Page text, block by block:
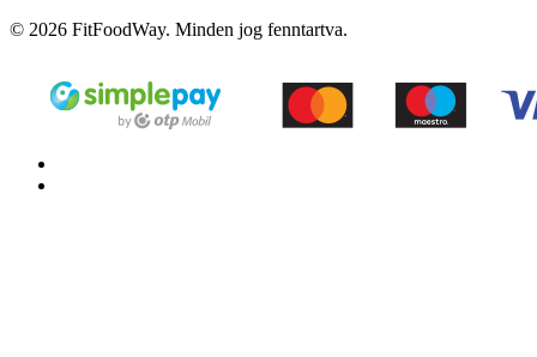
© 2026 FitFoodWay. Minden jog fenntartva.